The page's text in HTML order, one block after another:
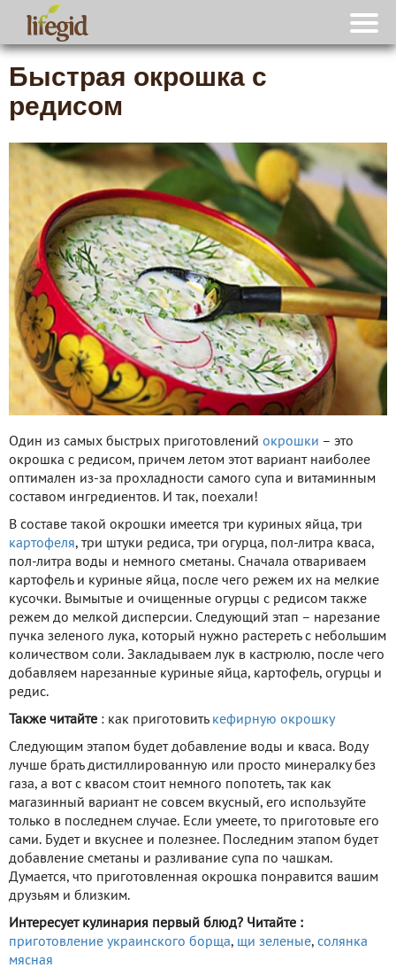
Быстрая окрошка с
редисом
Один из самых быстрых приготовлений окрошки – это
окрошка с редисом, причем летом этот вариант наиболее
оптимален из-за прохладности самого супа и витаминным
составом ингредиентов. И так, поехали!
В составе такой окрошки имеется три куриных яйца, три
картофеля, три штуки редиса, три огурца, пол-литра кваса,
пол-литра воды и немного сметаны. Сначала отвариваем
картофель и куриные яйца, после чего режем их на мелкие
кусочки. Вымытые и очищенные огурцы с редисом также
режем до мелкой дисперсии. Следующий этап – нарезание
пучка зеленого лука, который нужно растереть с небольшим
количеством соли. Закладываем лук в кастрюлю, после чего
добавляем нарезанные куриные яйца, картофель, огурцы и
редис.
Также читайте : как приготовить кефирную окрошку
Следующим этапом будет добавление воды и кваса. Воду
лучше брать дистиллированную или просто минералку без
газа, а вот с квасом стоит немного попотеть, так как
магазинный вариант не совсем вкусный, его используйте
только в последнем случае. Если умеете, то приготовьте его
сами. Будет и вкуснее и полезнее. Последним этапом будет
добавление сметаны и разливание супа по чашкам.
Думается, что приготовленная окрошка понравится вашим
друзьям и близким.
Интересует кулинария первый блюд? Читайте :
приготовление украинского борща, щи зеленые, солянка
мясная